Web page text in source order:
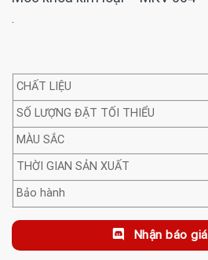
·
CHẤT LIỆU
SỐ LƯỢNG ĐẶT TỐI THIỂU
MÀU SẮC
THỜI GIAN SẢN XUẤT
Bảo hành
Nhận báo